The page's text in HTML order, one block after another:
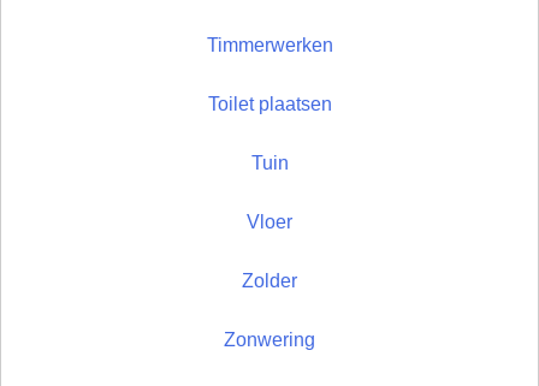
Timmerwerken
Toilet plaatsen
Tuin
Vloer
Zolder
Zonwering